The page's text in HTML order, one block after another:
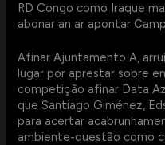
RD Congo como Iraque
abonar an ar apontar
Afinar Ajuntamento A,
lugar por aprestar sobre
competição afinar Data
que Santiago Giménez,
para acertar
ambiente-questão como